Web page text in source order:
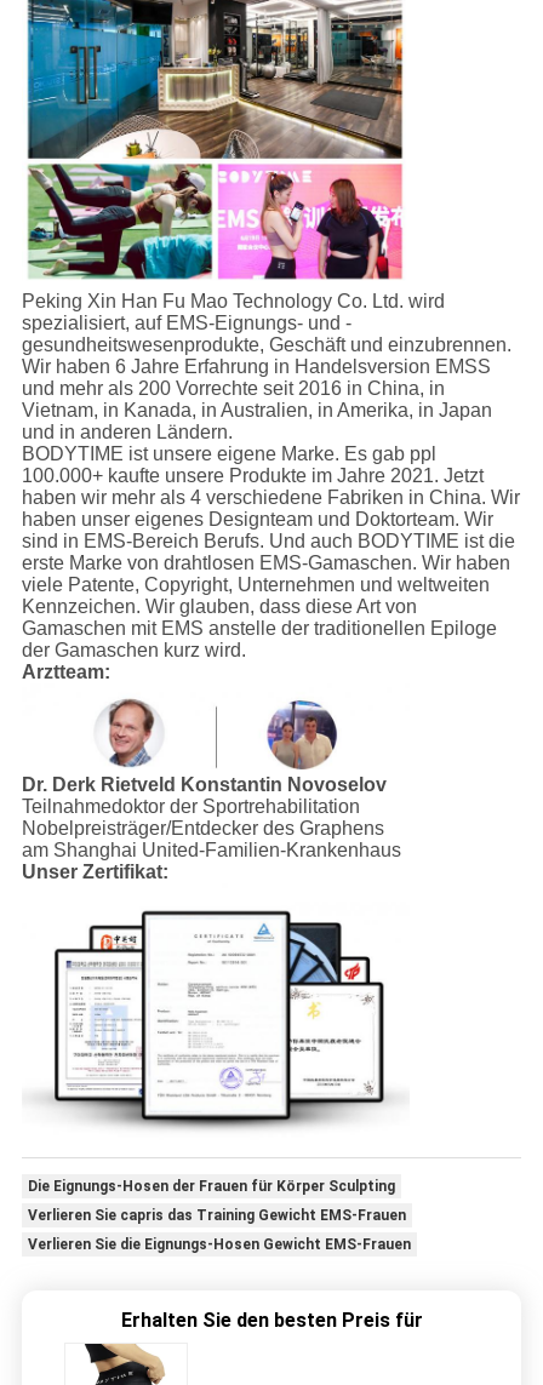
Peking Xin Han Fu Mao Technology Co. Ltd. wird
spezialisiert, auf EMS-Eignungs- und -
gesundheitswesenprodukte, Geschäft und einzubrennen.
Wir haben 6 Jahre Erfahrung in Handelsversion EMSS
und mehr als 200 Vorrechte seit 2016 in China, in
Vietnam, in Kanada, in Australien, in Amerika, in Japan
und in anderen Ländern.
BODYTIME ist unsere eigene Marke. Es gab ppl
100.000+ kaufte unsere Produkte im Jahre 2021. Jetzt
haben wir mehr als 4 verschiedene Fabriken in China. Wir
haben unser eigenes Designteam und Doktorteam. Wir
sind in EMS-Bereich Berufs. Und auch BODYTIME ist die
erste Marke von drahtlosen EMS-Gamaschen. Wir haben
viele Patente, Copyright, Unternehmen und weltweiten
Kennzeichen. Wir glauben, dass diese Art von
Gamaschen mit EMS anstelle der traditionellen Epiloge
der Gamaschen kurz wird.
Arztteam:
Dr. Derk Rietveld Konstantin Novoselov
Teilnahmedoktor der Sportrehabilitation
Nobelpreisträger/Entdecker des Graphens
am Shanghai United-Familien-Krankenhaus
Unser Zertifikat:
Die Eignungs-Hosen der Frauen für Körper Sculpting
Verlieren Sie capris das Training Gewicht EMS-Frauen
Verlieren Sie die Eignungs-Hosen Gewicht EMS-Frauen
Erhalten Sie den besten Preis für